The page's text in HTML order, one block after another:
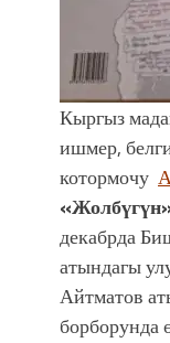
“Уңгужол”
атка
болмок”
УЛУУ
ЖУСУП
Кыргыз
ишмер,
котормочу
декабрда
атындагы
Айтматов
борборунда